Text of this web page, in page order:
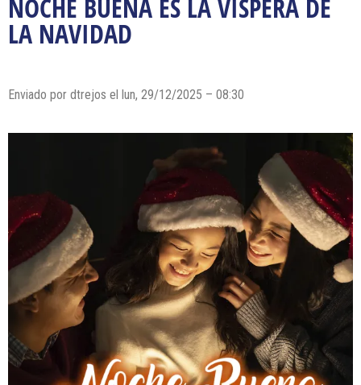
NOCHE BUENA ES LA VÍSPERA DE
LA NAVIDAD
Enviado por dtrejos el lun, 29/12/2025 – 08:30